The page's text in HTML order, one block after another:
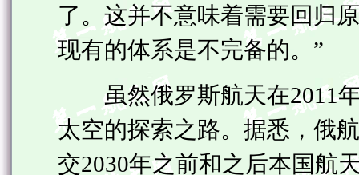
了。这并不意味着需要回归
现有的体系是不完备的。”
虽然俄罗斯航天在2011年
太空的探索之路。据悉，俄
交2030年之前和之后本国航